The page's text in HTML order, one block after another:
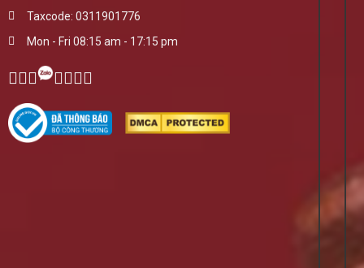
Taxcode: 0311901776
Mon - Fri 08:15 am - 17:15 pm